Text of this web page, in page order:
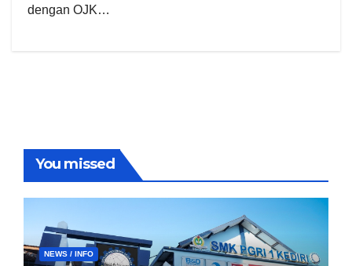
dengan OJK…
You missed
NEWS / INFO